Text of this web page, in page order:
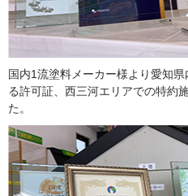
国内1流塗料メーカー様より愛知
る許可証、西三河エリアでの特約
た。